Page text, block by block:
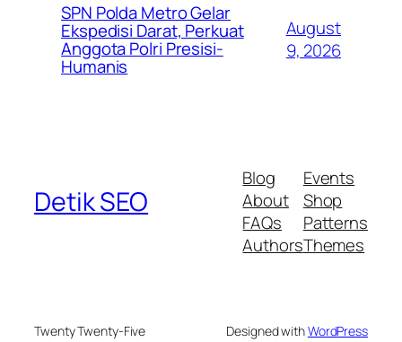
SPN Polda Metro Gelar
Ekspedisi Darat, Perkuat
Anggota Polri Presisi-
Humanis
August
9, 2026
Detik SEO
Blog
About
FAQs
Authors
Events
Shop
Patterns
Themes
Twenty Twenty-Five Designed withWordPress